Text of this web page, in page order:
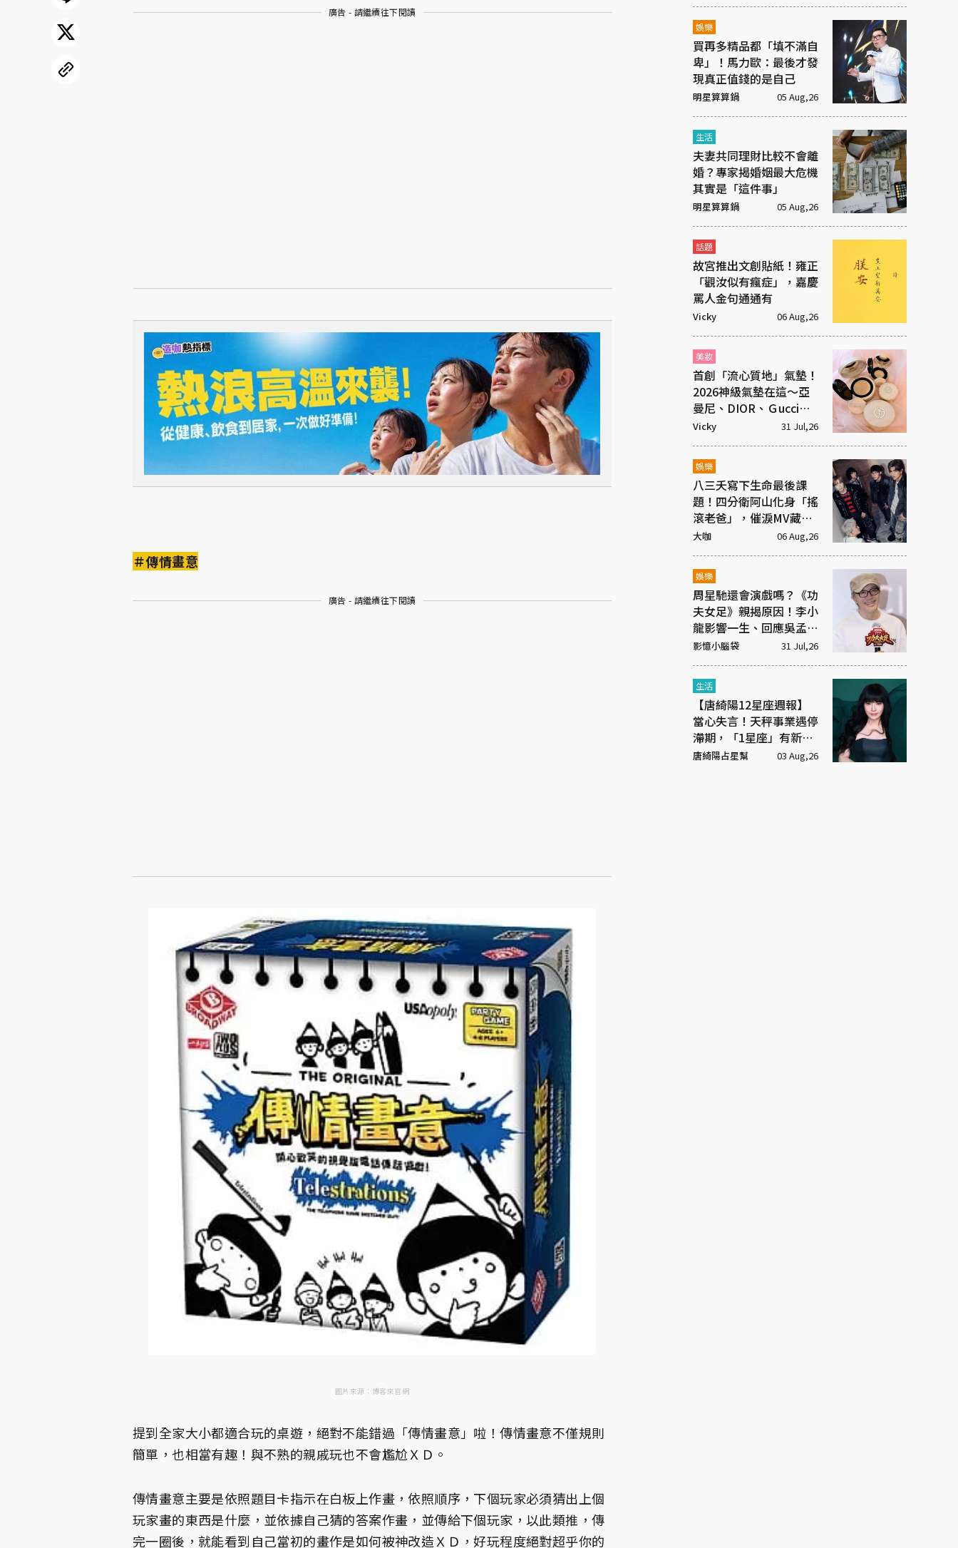
廣告 - 請繼續往下閱讀
＃傳情畫意
廣告 - 請繼續往下閱讀
圖片來源：博客來官網
提到全家大小都適合玩的桌遊，絕對不能錯過「傳情畫意」啦！傳情畫意不僅規則
簡單，也相當有趣！與不熟的親戚玩也不會尷尬ＸＤ。
傳情畫意主要是依照題目卡指示在白板上作畫，依照順序，下個玩家必須猜出上個
玩家畫的東西是什麼，並依據自己猜的答案作畫，並傳給下個玩家，以此類推，傳
完一圈後，就能看到自己當初的畫作是如何被神改造ＸＤ，好玩程度絕對超乎你的
娛樂
買再多精品都「填不滿自
卑」！馬力歐：最後才發
現真正值錢的是自己
明星算算鍋 05 Aug,26
生活
夫妻共同理財比較不會離
婚？專家揭婚姻最大危機
其實是「這件事」
明星算算鍋 05 Aug,26
話題
故宮推出文創貼紙！雍正
「觀汝似有瘋症」，嘉慶
罵人金句通通有
Vicky 06 Aug,26
美妝
首創「流心質地」氣墊！
2026神級氣墊在這～亞
曼尼、DIOR、Ｇucci美
度破表
Vicky 31 Jul,26
娛樂
八三夭寫下生命最後課
題！四分衛阿山化身「搖
滾老爸」，催淚MV藏大
洋蔥
大咖 06 Aug,26
娛樂
周星馳還會演戲嗎？《功
夫女足》親揭原因！李小
龍影響一生、回應吳孟達
彩蛋
影憶小腦袋 31 Jul,26
生活
【唐綺陽12星座週報】
當心失言！天秤事業遇停
滯期，「1星座」有新戀
情
唐綺陽占星幫 03 Aug,26